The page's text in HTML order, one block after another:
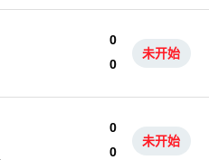
0
0
未开始
0
0
未开始